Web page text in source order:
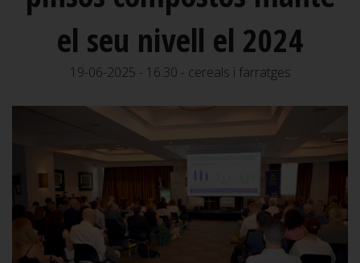
el seu nivell el 2024
19-06-2025 - 16:30 - cereals i farratges